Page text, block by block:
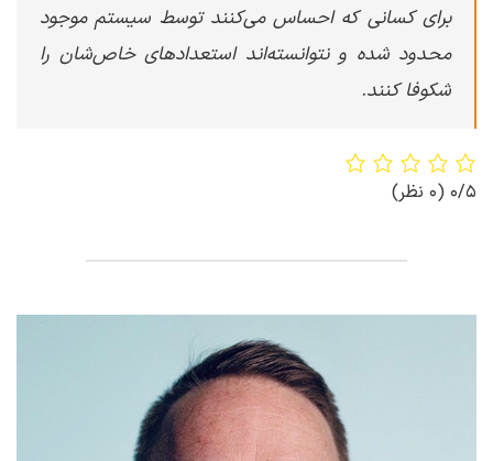
برای کسانی که احساس می‌کنند توسط سیستم موجود
محدود شده و نتوانسته‌اند استعدادهای خاص‌شان را
شکوفا کنند.
0/5 (0 نظر)